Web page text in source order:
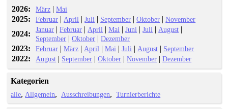
2026:
März |Mai
2025: Februar | April |Juli | September |Oktober |November
2024: Januar |Februar | April |Mai |Juni |Juli | August |
September |Oktober |Dezember
2023: Februar |März | April |Mai |Juli | August | September
2022: August | September |Oktober |November |Dezember
Kategorien
alle Allgemein Ausschreibungen Turnierberichte